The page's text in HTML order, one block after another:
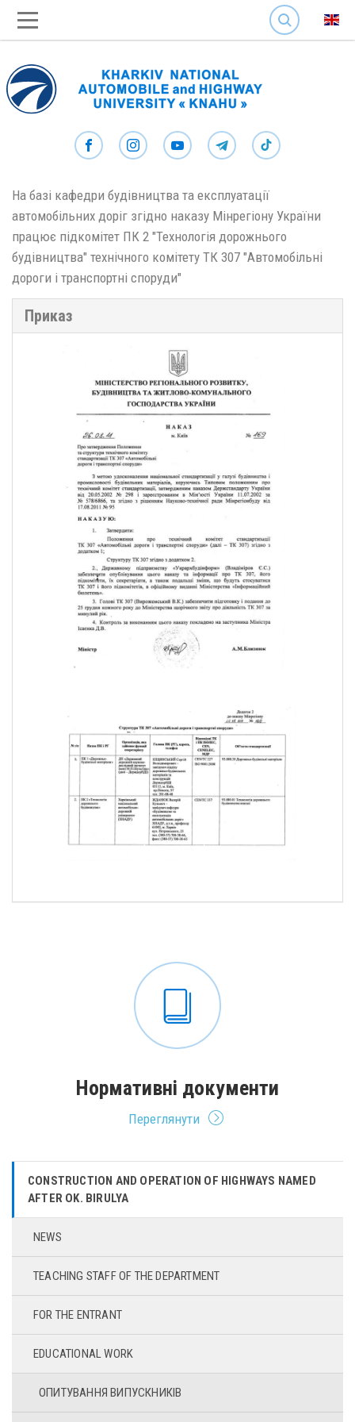
SEARCH
На базі кафедри будівництва та експлуатації
автомобільних доріг згідно наказу Мінрегіону України
працює підкомітет ПК 2 "Технологія дорожнього
будівництва" технічного комітету ТК 307 "Автомобільні
дороги і транспортні споруди"
Приказ
Нормативні документи
Переглянути
CONSTRUCTION AND OPERATION OF HIGHWAYS NAMED
AFTER OK. BIRULYA
NEWS
TEACHING STAFF OF THE DEPARTMENT
FOR THE ENTRANT
EDUCATIONAL WORK
ОПИТУВАННЯ ВИПУСКНИКІВ